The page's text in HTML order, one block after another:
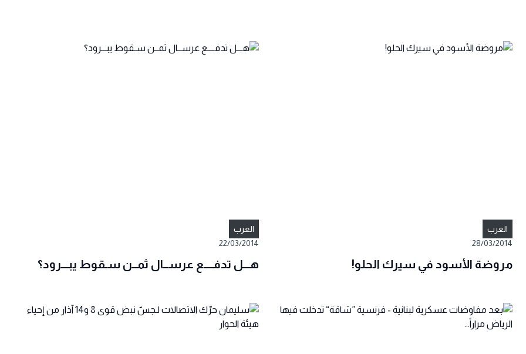
العرب
28/03/2014
مروضة الأسود في سيرك الحلو!
العرب
22/03/2014
هـــل تدفــــع عرســال ثمــن سـقوط يبـــرود؟